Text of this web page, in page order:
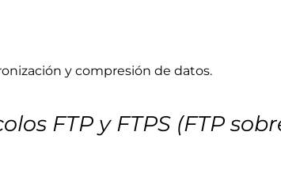
y compresión de datos.
FTP y FTPS (FTP